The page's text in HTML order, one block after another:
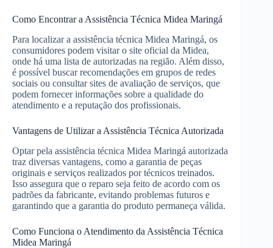
Como Encontrar a Assistência Técnica Midea Maringá
Para localizar a assistência técnica Midea Maringá, os
consumidores podem visitar o site oficial da Midea,
onde há uma lista de autorizadas na região. Além disso,
é possível buscar recomendações em grupos de redes
sociais ou consultar sites de avaliação de serviços, que
podem fornecer informações sobre a qualidade do
atendimento e a reputação dos profissionais.
Vantagens de Utilizar a Assistência Técnica Autorizada
Optar pela assistência técnica Midea Maringá autorizada
traz diversas vantagens, como a garantia de peças
originais e serviços realizados por técnicos treinados.
Isso assegura que o reparo seja feito de acordo com os
padrões da fabricante, evitando problemas futuros e
garantindo que a garantia do produto permaneça válida.
Como Funciona o Atendimento da Assistência Técnica
Midea Maringá